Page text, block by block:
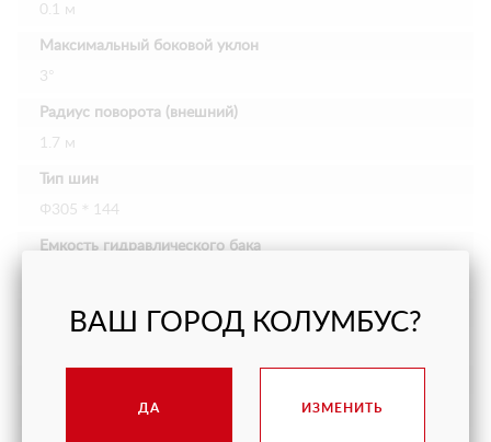
0.1 м
Максимальный боковой уклон
3°
Радиус поворота (внешний)
1.7 м
Тип шин
Φ305＊144
Емкость гидравлического бака
ВАШ ГОРОД КОЛУМБУС?
ДА ИЗМЕНИТЬ